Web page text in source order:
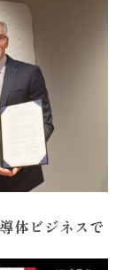
体ビジネスで